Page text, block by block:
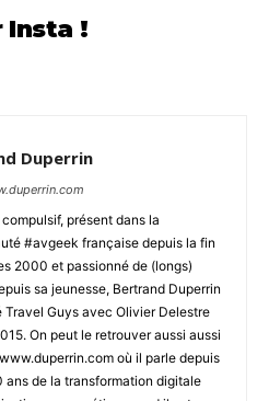
Insta !
Duperrin
présent dans la
#avgeek française depuis la fin
2000 et passionné de (longs)
sa jeunesse, Bertrand Duperrin
Travel Guys avec Olivier Delestre
On peut le retrouver aussi aussi
où il parle depuis
ans de la transformation digitale